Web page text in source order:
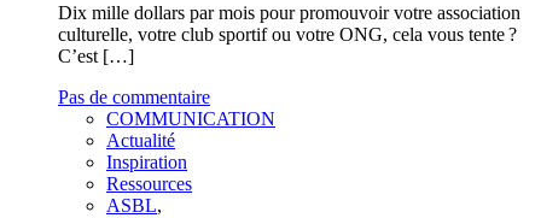
Dix mille dollars par mois pour promouvoir votre association
culturelle, votre club sportif ou votre ONG, cela vous tente ?
C’est […]
Pas de commentaire
COMMUNICATION
Actualité
Inspiration
Ressources
ASBL,